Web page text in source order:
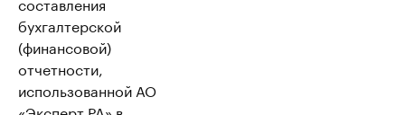
бухгалтерской
(финансовой)
отчетности,
использованной АО